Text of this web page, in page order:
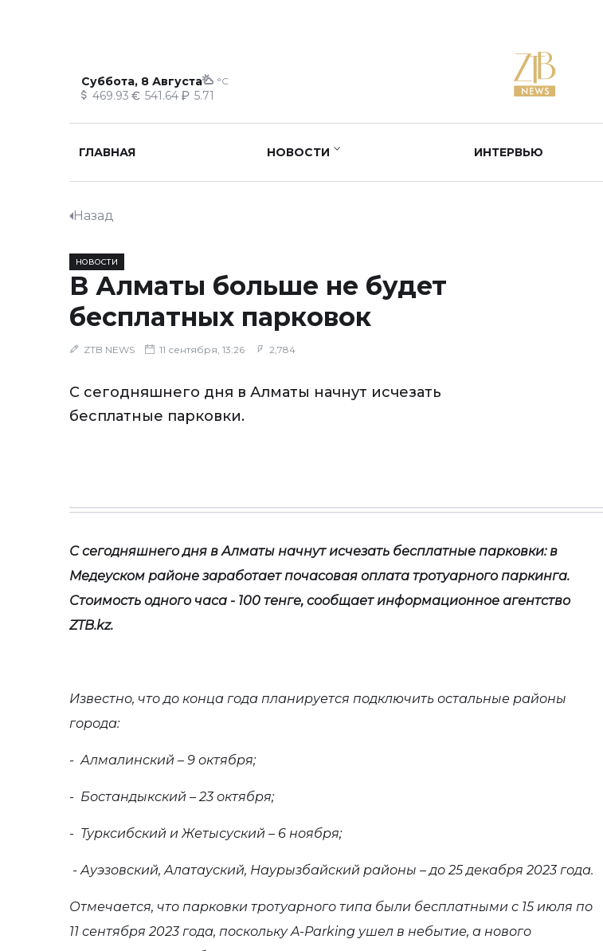
Суббота, 8 Августа °C
469.93 541.64 5.71
ГЛАВНАЯ НОВОСТИ ИНТЕРВЬЮ
Назад
НОВОСТИ
В Алматы больше не будет
бесплатных парковок
ZTB NEWS 11 сентября, 13:26 2,784
С сегодняшнего дня в Алматы начнут исчезать
бесплатные парковки.
С сегодняшнего дня в Алматы начнут исчезать бесплатные парковки: в
Медеуском районе заработает почасовая оплата тротуарного паркинга.
Стоимость одного часа - 100 тенге, сообщает информационное агентство
ZTB.kz.
Известно, что до конца года планируется подключить остальные районы
города:
- Алмалинский – 9 октября;
- Бостандыкский – 23 октября;
- Турксибский и Жетысуский – 6 ноября;
- Ауэзовский, Алатауский, Наурызбайский районы – до 25 декабря 2023 года.
Отмечается, что парковки тротуарного типа были бесплатными с 15 июля по
11 сентября 2023 года, поскольку A-Parking ушел в небытие, а нового